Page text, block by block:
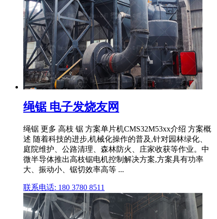
绳锯 电子发烧友网
绳锯 更多 高枝 锯 方案单片机CMS32M53xx介绍 方案概
述 随着科技的进步,机械化操作的普及,针对园林绿化、
庭院维护、公路清理、森林防火、庄家收获等作业。中
微半导体推出高枝锯电机控制解决方案,方案具有功率
大、振动小、锯切效率高等 ...
联系电话: 180 3780 8511